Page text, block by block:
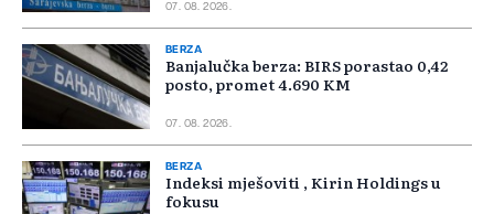
07. 08. 2026.
BERZA
Banjalučka berza: BIRS porastao 0,42
posto, promet 4.690 KM
07. 08. 2026.
BERZA
Indeksi mješoviti , Kirin Holdings u
fokusu